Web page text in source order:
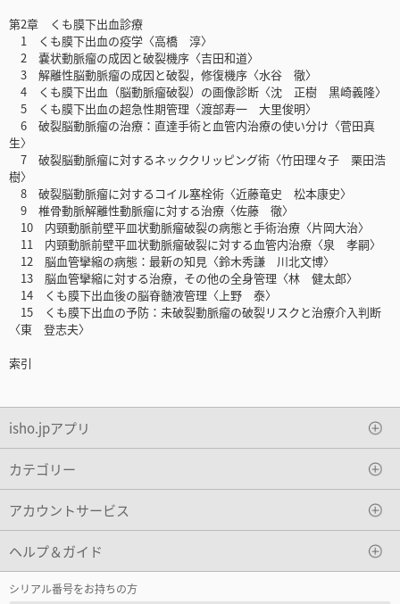
第2章 くも膜下出血診療
1 くも膜下出血の疫学〈高橋 淳〉
2 嚢状動脈瘤の成因と破裂機序〈吉田和道〉
3 解離性脳動脈瘤の成因と破裂，修復機序〈水谷 徹〉
4 くも膜下出血（脳動脈瘤破裂）の画像診断〈沈 正樹 黒崎義隆〉
5 くも膜下出血の超急性期管理〈渡部寿一 大里俊明〉
6 破裂脳動脈瘤の治療：直達手術と血管内治療の使い分け〈菅田真
生〉
7 破裂脳動脈瘤に対するネッククリッピング術〈竹田理々子 栗田浩
樹〉
8 破裂脳動脈瘤に対するコイル塞栓術〈近藤竜史 松本康史〉
9 椎骨動脈解離性動脈瘤に対する治療〈佐藤 徹〉
10 内頸動脈前壁平皿状動脈瘤破裂の病態と手術治療〈片岡大治〉
11 内頸動脈前壁平皿状動脈瘤破裂に対する血管内治療〈泉 孝嗣〉
12 脳血管攣縮の病態：最新の知見〈鈴木秀謙 川北文博〉
13 脳血管攣縮に対する治療，その他の全身管理〈林 健太郎〉
14 くも膜下出血後の脳脊髄液管理〈上野 泰〉
15 くも膜下出血の予防：未破裂動脈瘤の破裂リスクと治療介入判断
〈東 登志夫〉
索引
isho.jpアプリ
カテゴリー
アカウントサービス
ヘルプ＆ガイド
シリアル番号をお持ちの方